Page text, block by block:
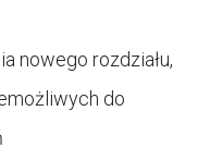
nowego rozdziału,
do